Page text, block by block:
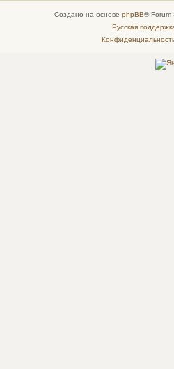
Создано на основе phpBB® Forum
Русская